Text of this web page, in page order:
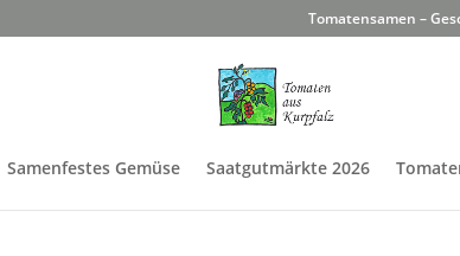
Tomatensamen –
Samenfestes Gemüse Saatgutmärkte 2026